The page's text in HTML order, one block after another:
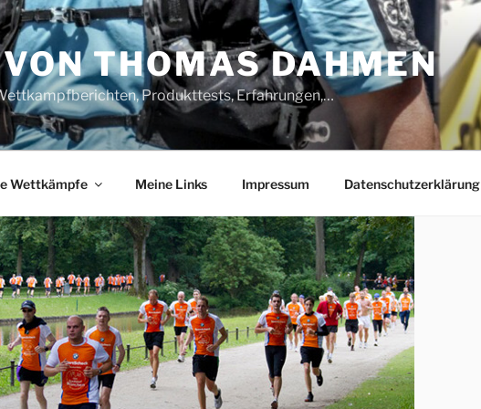
THOMAS DAHMEN
Produkttests, Erfahrungen,…
Wettkämpfe Meine Links Impressum Datenschutzerklärung